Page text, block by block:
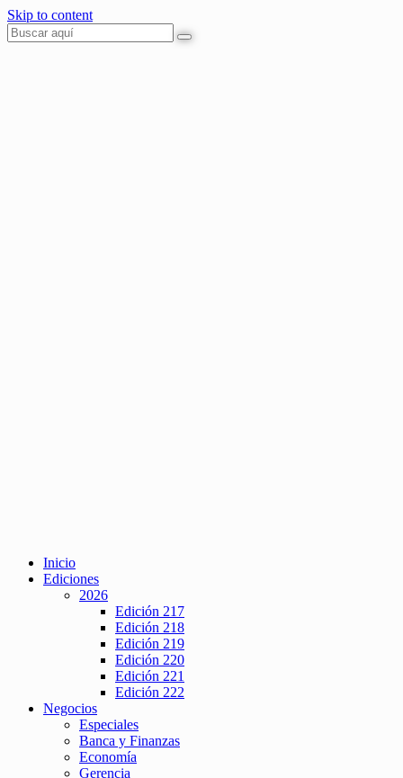
Skip to content
Inicio
Ediciones
2026
Edición 217
Edición 218
Edición 219
Edición 220
Edición 221
Edición 222
Negocios
Especiales
Banca y Finanzas
Economía
Gerencia